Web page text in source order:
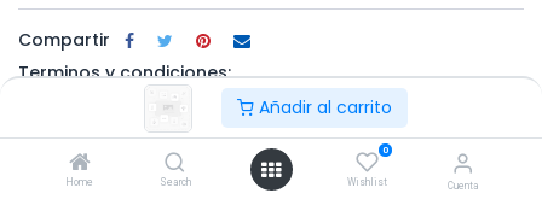
Añadir al carrito
Home Search
0
Wishlist Cuenta
Compartir
Terminos y condiciones:
100% original
Devolución en
un plazo de 30
Entrega
gratuita en